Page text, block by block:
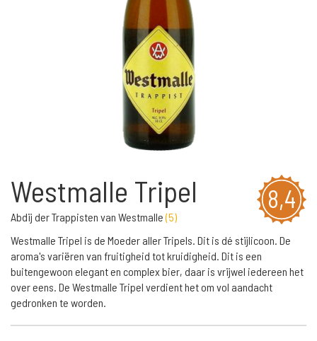
8,4
Westmalle Tripel
Abdij der Trappisten van Westmalle(5)
Westmalle Tripel is de Moeder aller Tripels. Dit is dé stijlicoon. De
aroma's variëren van fruitigheid tot kruidigheid. Dit is een
buitengewoon elegant en complex bier, daar is vrijwel iedereen het
over eens. De Westmalle Tripel verdient het om vol aandacht
gedronken te worden.